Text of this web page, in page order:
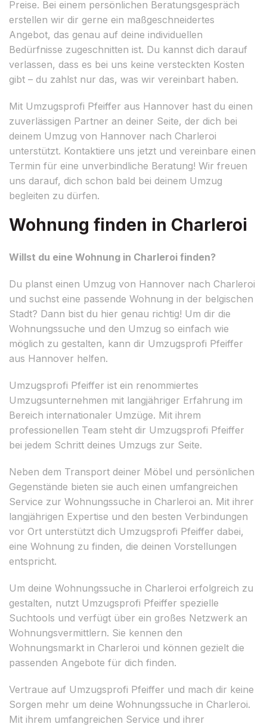
Preise. Bei einem persönlichen Beratungsgespräch
erstellen wir dir gerne ein maßgeschneidertes
Angebot, das genau auf deine individuellen
Bedürfnisse zugeschnitten ist. Du kannst dich darauf
verlassen, dass es bei uns keine versteckten Kosten
gibt – du zahlst nur das, was wir vereinbart haben.
Mit Umzugsprofi Pfeiffer aus Hannover hast du einen
zuverlässigen Partner an deiner Seite, der dich bei
deinem Umzug von Hannover nach Charleroi
unterstützt. Kontaktiere uns jetzt und vereinbare einen
Termin für eine unverbindliche Beratung! Wir freuen
uns darauf, dich schon bald bei deinem Umzug
begleiten zu dürfen.
Wohnung finden in Charleroi
Willst du eine Wohnung in Charleroi finden?
Du planst einen Umzug von Hannover nach Charleroi
und suchst eine passende Wohnung in der belgischen
Stadt? Dann bist du hier genau richtig! Um dir die
Wohnungssuche und den Umzug so einfach wie
möglich zu gestalten, kann dir Umzugsprofi Pfeiffer
aus Hannover helfen.
Umzugsprofi Pfeiffer ist ein renommiertes
Umzugsunternehmen mit langjähriger Erfahrung im
Bereich internationaler Umzüge. Mit ihrem
professionellen Team steht dir Umzugsprofi Pfeiffer
bei jedem Schritt deines Umzugs zur Seite.
Neben dem Transport deiner Möbel und persönlichen
Gegenstände bieten sie auch einen umfangreichen
Service zur Wohnungssuche in Charleroi an. Mit ihrer
langjährigen Expertise und den besten Verbindungen
vor Ort unterstützt dich Umzugsprofi Pfeiffer dabei,
eine Wohnung zu finden, die deinen Vorstellungen
entspricht.
Um deine Wohnungssuche in Charleroi erfolgreich zu
gestalten, nutzt Umzugsprofi Pfeiffer spezielle
Suchtools und verfügt über ein großes Netzwerk an
Wohnungsvermittlern. Sie kennen den
Wohnungsmarkt in Charleroi und können gezielt die
passenden Angebote für dich finden.
Vertraue auf Umzugsprofi Pfeiffer und mach dir keine
Sorgen mehr um deine Wohnungssuche in Charleroi.
Mit ihrem umfangreichen Service und ihrer